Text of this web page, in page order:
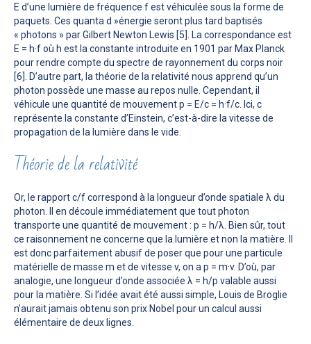
E d’une lumière de fréquence f est véhiculée sous la forme de
paquets. Ces quanta d »énergie seront plus tard baptisés
« photons » par Gilbert Newton Lewis [5]. La correspondance est
E = h·f où h est la constante introduite en 1901 par Max Planck
pour rendre compte du spectre de rayonnement du corps noir
[6]. D’autre part, la théorie de la relativité nous apprend qu’un
photon possède une masse au repos nulle. Cependant, il
véhicule une quantité de mouvement p = E/c = h·f/c. Ici, c
représente la constante d’Einstein, c’est-à-dire la vitesse de
propagation de la lumière dans le vide.
Théorie de la relativité
Or, le rapport c/f correspond à la longueur d’onde spatiale λ du
photon. Il en découle immédiatement que tout photon
transporte une quantité de mouvement : p = h/λ. Bien sûr, tout
ce raisonnement ne concerne que la lumière et non la matière. Il
est donc parfaitement abusif de poser que pour une particule
matérielle de masse m et de vitesse v, on a p = m·v. D’où, par
analogie, une longueur d’onde associée λ = h/p valable aussi
pour la matière. Si l’idée avait été aussi simple, Louis de Broglie
n’aurait jamais obtenu son prix Nobel pour un calcul aussi
élémentaire de deux lignes.